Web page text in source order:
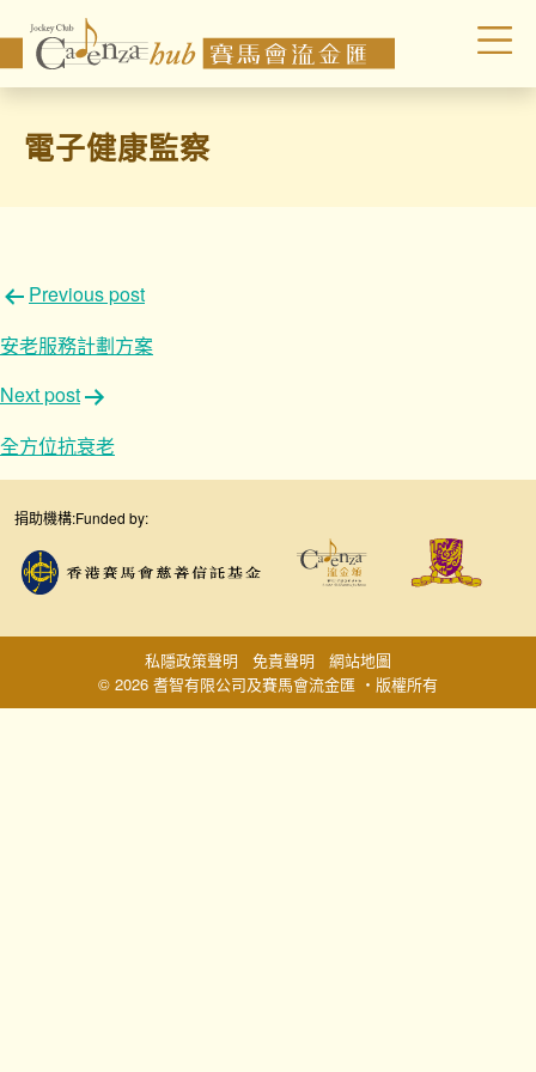
電子健康監察
文
章
導
覽
Previous post
安老服務計劃方案
Next post
全方位抗衰老
捐助機構:Funded by:
© 2026 耆智有限公司及賽馬會流金匯 ‧版權所有
私隱政策聲明 免責聲明 網站地圖